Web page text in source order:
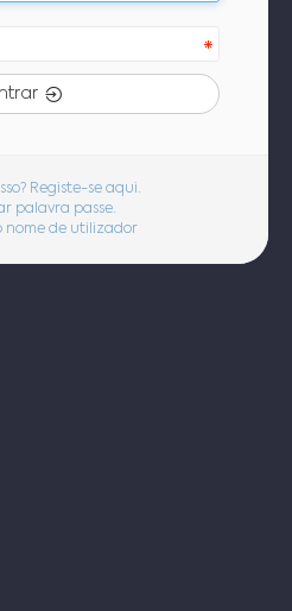
Registe-se aqui.
palavra passe.
nome de utilizador